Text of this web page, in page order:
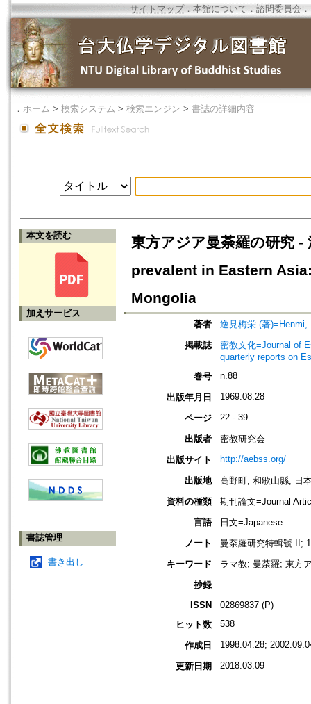
サイトマップ．本館について ． 諮問委員会 ．
． ホーム > 検索システム > 検索エンジン > 書誌の詳細内容
本文を読む
加えサービス
書誌管理
書き出し
東方アジア曼荼羅の研究
prevalent in Eastern
Mongolia
著者
逸見梅栄 (著)=Henmi,
掲載誌
密教文化=Journal of
quarterly reports on
巻号
n.88
出版年月日 1969.08.28
ページ 22 - 39
出版者
密教研究会
出版サイト
http://aebss.org/
出版地
高野町, 和歌山縣, 日
資料の種類
期刊論文=Journal
言語
日文=Japanese
ノート
曼荼羅研究特輯號 II;
キーワード
ラマ教; 曼荼羅; 東方
抄録
ISSN
02869837 (P)
ヒット数
538
作成日 1998.04.28;
更新日期 2018.03.09